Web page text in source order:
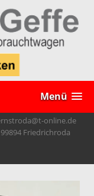
Menü
online.de
Friedrichroda